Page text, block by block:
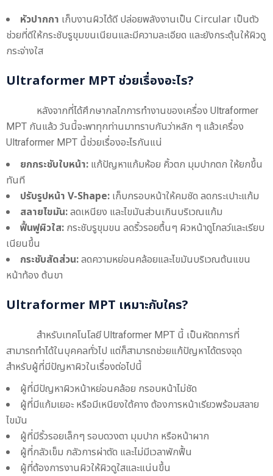
หัวปากกา เก็บงานผิวได้ดี ปล่อยพลังงานเป็น Circular เป็นตัว
ช่วยที่ดีให้กระชับรูขุมขนเนียนและมีความละเอียด และยังกระตุ้นให้ผิวดู
กระจ่างใส
Ultraformer MPT ช่วยเรื่องอะไร?
หลังจากที่ได้ศึกษากลไกการทำงานของเครื่อง Ultraformer
MPT กันแล้ว วันนี้จะพาทุกท่านมาทราบกันว่าหลัก ๆ แล้วเครื่อง
Ultraformer MPT นี้ช่วยเรื่องอะไรกันแน่
ยกกระชับใบหน้า: แก้ปัญหาแก้มห้อย คิ้วตก มุมปากตก ให้ยกขึ้น
ทันที
ปรับรูปหน้า V-Shape: เก็บกรอบหน้าให้คมชัด ลดกระเปาะแก้ม
สลายไขมัน:ลดเหนียง และไขมันส่วนเกินบริเวณแก้ม
ฟื้นฟูผิวใส: กระชับรูขุมขน ลดริ้วรอยตื้นๆ ผิวหน้าดูโกลว์และเรียบ
เนียนขึ้น
กระชับสัดส่วน:ลดความหย่อนคล้อยและไขมันบริเวณต้นแขน
หน้าท้อง ต้นขา
Ultraformer MPT เหมาะกับใคร?
สำหรับเทคโนโลยี Ultraformer MPT นี้ เป็นหัตถการที่
สามารถทำได้ในบุคคลทั่วไป แต่ก็สามารถช่วยแก้ปัญหาได้ตรงจุด
สำหรับผู้ที่มีปัญหาผิวในเรื่องต่อไปนี้
ผู้ที่มีปัญหาผิวหน้าหย่อนคล้อย กรอบหน้าไม่ชัด
ผู้ที่มีแก้มเยอะ หรือมีเหนียงใต้คาง ต้องการหน้าเรียวพร้อมสลาย
ไขมัน
ผู้ที่มีริ้วรอยเล็กๆ รอบดวงตา มุมปาก หรือหน้าผาก
ผู้ที่กลัวเข็ม กลัวการผ่าตัด และไม่มีเวลาพักฟื้น
ผู้ที่ต้องการงานผิวให้ผิวดูใสและแน่นขึ้น